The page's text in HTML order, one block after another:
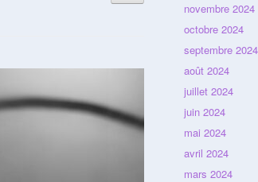
novembre 2024
octobre 2024
septembre 2024
août 2024
juillet 2024
juin 2024
mai 2024
avril 2024
mars 2024